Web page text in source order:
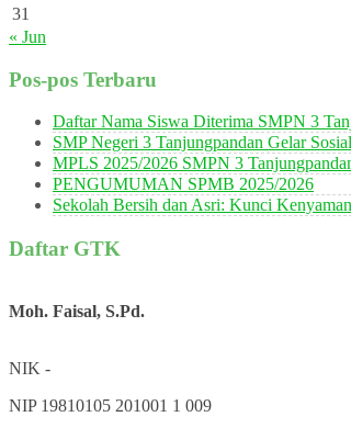
31
« Jun
Pos-pos Terbaru
Daftar Nama Siswa Diterima SMPN 3
SMP Negeri 3 Tanjungpandan Gelar
MPLS 2025/2026 SMPN 3
PENGUMUMAN SPMB 2025/2026
Sekolah Bersih dan Asri: Kunci
Daftar GTK
Moh. Faisal, S.Pd.
NIK -
NIP 19810105 201001 1 009